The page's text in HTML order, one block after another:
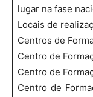
lugar na fase
Locais de
Centros de
Centro de
Centro de
Centro de